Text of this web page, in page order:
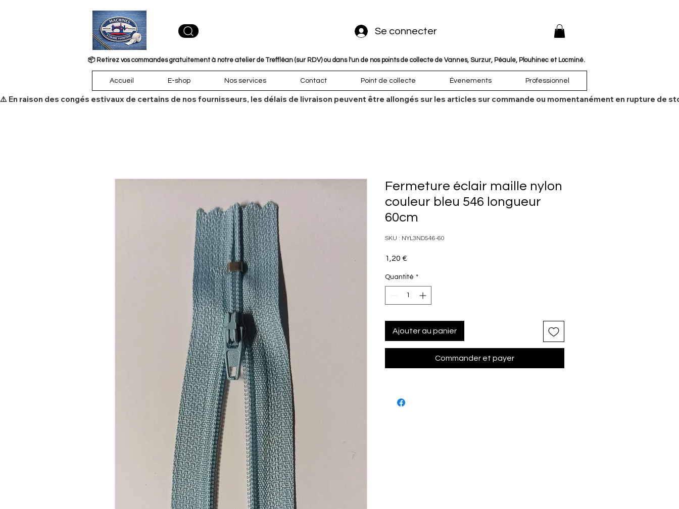
Se connecter
📦 Retirez vos commandes gratuitement à notre atelier de Treffléan (sur RDV) ou dans l'un de nos points de collecte de Vannes, Surzur, Péaule, Plouhinec et Locminé.
Accueil E-shop Nos services Contact Point de collecte Évenements Professionnel
​⚠️ En raison des congés estivaux de certains de nos fournisseurs, les délais de livraison peuvent être allongés sur les articles sur commande ou momentanément en rupture de
Fermeture éclair maille nylon
couleur bleu 546 longueur
60cm
SKU : NYL3ND546-60
1,20 €
Quantité *
Ajouter au panier
Commander et payer